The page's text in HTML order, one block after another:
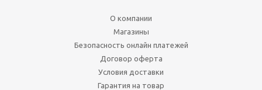
О компании
Магазины
Безопасность онлайн платежей
Договор оферта
Условия доставки
Гарантия на товар